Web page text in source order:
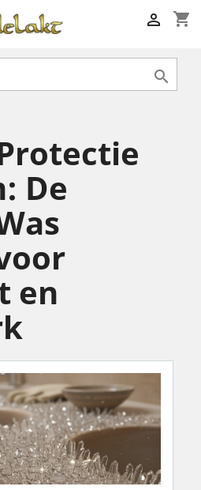
shopping_cart


De
en